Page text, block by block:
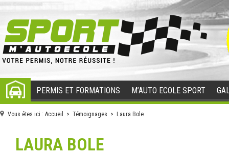
PERMIS ET FORMATIONS M’AUTO ECOLE SPORT
Vous êtes ici : Accueil > Témoignages > Laura Bole
LAURA BOLE